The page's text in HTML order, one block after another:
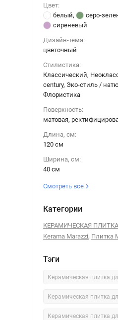
Цвет:
белый, серо-
сиреневый
Дизайн-тема:
цветочный
Стилистика:
Классический,
century, Эко-стиль /
Флористика
Поверхность:
матовая,
Длина, см:
120 см
Ширина, см:
40 см
Смотреть все
Категории
КЕРАМИЧЕСКАЯ ПЛИТКА
Kerama Marazzi, Плитка
Тэги
Керамическая плитка
Керамическая плитка
Керамическая плитка